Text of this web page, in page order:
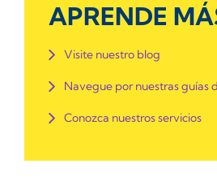
APRENDE
Visite nuestro blog
Navegue por nuestras guías
Conozca nuestros servicios